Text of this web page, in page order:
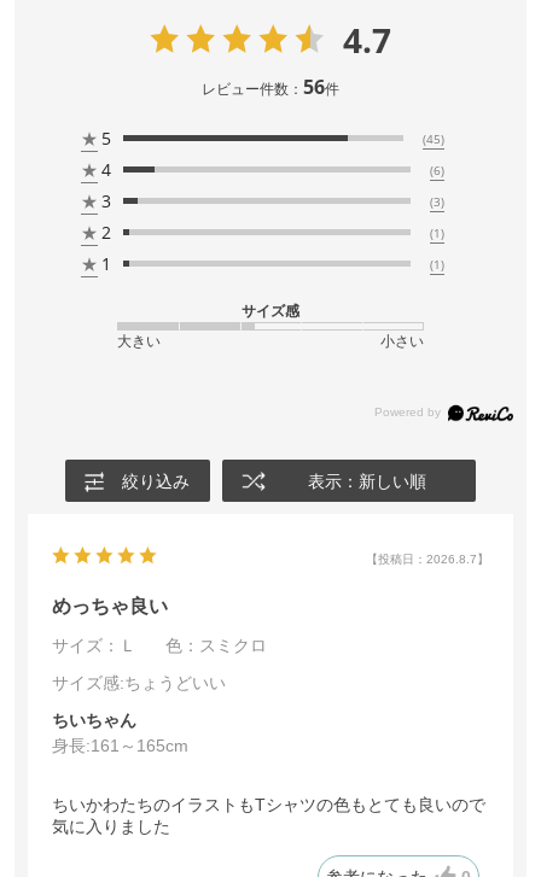
4.7
レビュー件数： 56件
★ 5 (45)
★ 4 (6)
★ 3 (3)
★ 2 (1)
★ 1 (1)
サイズ感
大きい
小さい
絞り込み 表示：新しい順
【投稿日：2026.8.7】
めっちゃ良い
サイズ：Ｌ
色：スミクロ
サイズ感:ちょうどいい
ちいちゃん
身長:161～165cm
ちいかわたちのイラストもTシャツの色もとても良いので
気に入りました